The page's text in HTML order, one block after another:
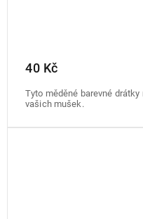
40 Kč
Tyto měděné barevné
vašich mušek.